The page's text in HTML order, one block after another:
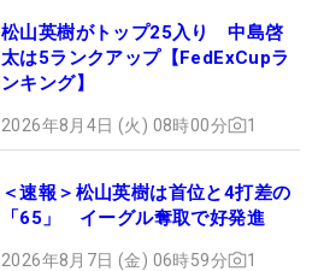
松山英樹がトップ25入り 中島啓
太は5ランクアップ【FedExCupラ
ンキング】
2026年8月4日 (火) 08時00分 1
＜速報＞松山英樹は首位と4打差の
「65」 イーグル奪取で好発進
2026年8月7日 (金) 06時59分 1